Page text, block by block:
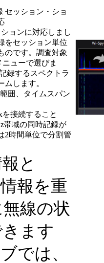
セッション・ショ
ョンに対応しまし
をセッション単位
のです。調査対象
ューで選びま
録するスペクトラ
ムします。
囲、タイムスパン
を接続すること
帯域の同時記録が
2時間単位で分割管
と
報を重
線の状
ます
では、